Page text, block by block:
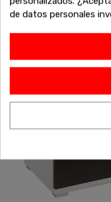
exclusivos antes de
de datos personales